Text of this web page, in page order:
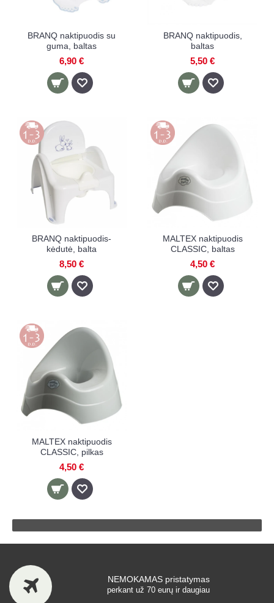
BRANQ naktipuodis su
guma, baltas
6,90 €
BRANQ naktipuodis,
baltas
5,50 €
BRANQ naktipuodis-
kėdutė, balta
8,50 €
MALTEX naktipuodis
CLASSIC, baltas
4,50 €
MALTEX naktipuodis
CLASSIC, pilkas
4,50 €
NEMOKAMAS pristatymas
perkant už 70 eurų ir daugiau